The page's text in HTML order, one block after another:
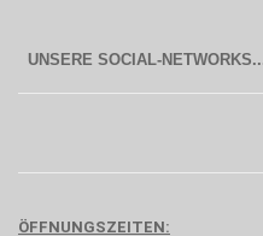
UNSERE SOCIAL-
ÖFFNUNGSZEITEN: